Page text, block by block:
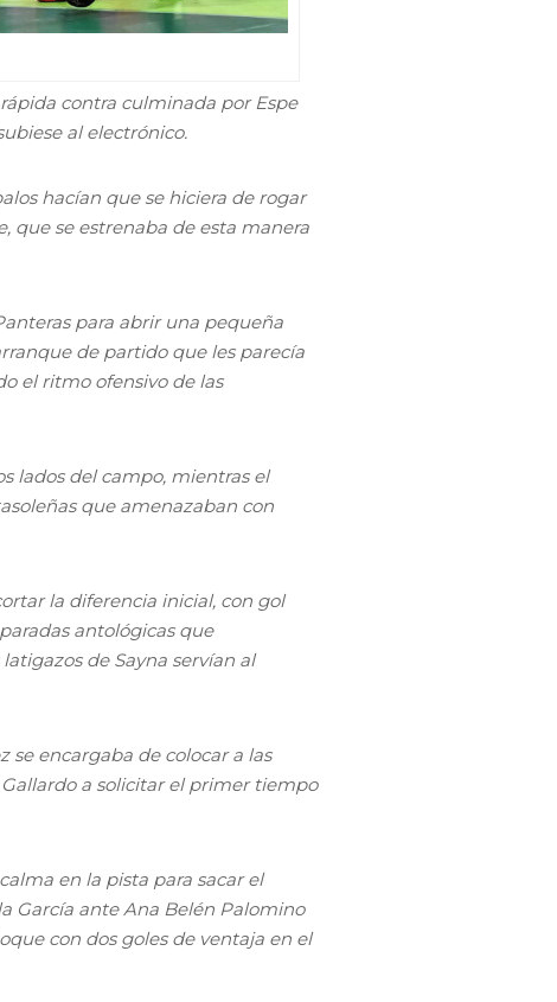
contra culminada por Espe
al electrónico.
hacían que se hiciera de rogar
que se estrenaba de esta manera
para abrir una pequeña
de partido que les parecía
el ritmo ofensivo de las
lados del campo, mientras el
que amenazaban con
la diferencia inicial, con gol
antológicas que
de Sayna servían al
se encargaba de colocar a las
a solicitar el primer tiempo
en la pista para sacar el
García ante Ana Belén Palomino
con dos goles de ventaja en el